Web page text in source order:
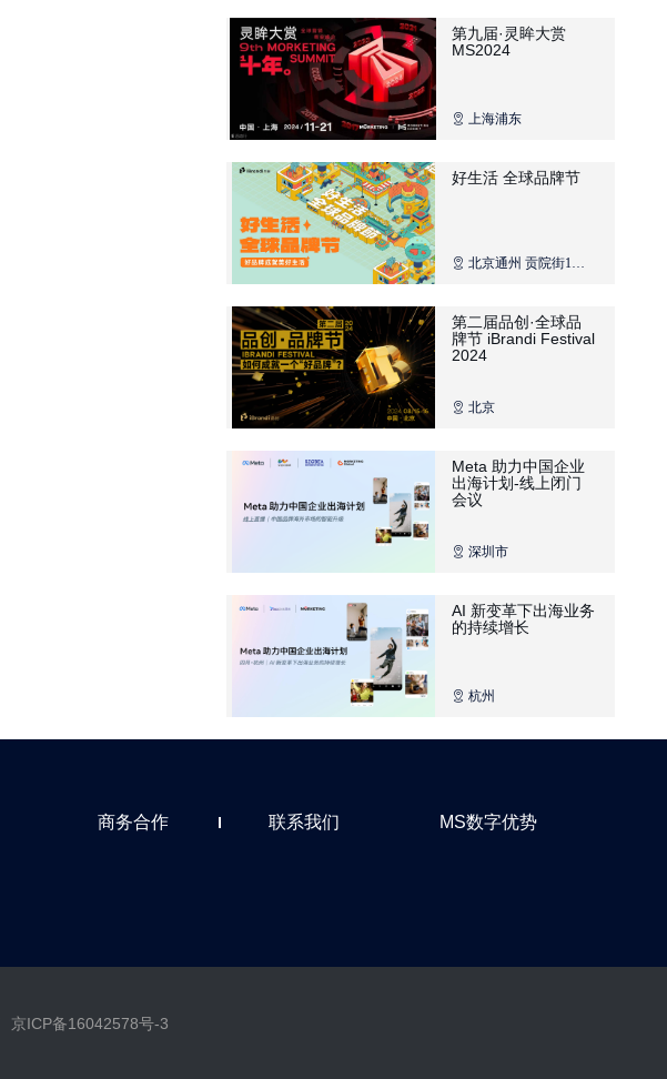
第九届·灵眸大赏
MS2024
上海浦东
好生活 全球品牌节
北京通州 贡院街1号
第二届品创·全球品
牌节 iBrandi Festival
2024
北京
Meta 助力中国企业
出海计划-线上闭门
会议
深圳市
AI 新变革下出海业务
的持续增长
杭州
商务合作 联系我们 MS数字优势
京ICP备16042578号-3